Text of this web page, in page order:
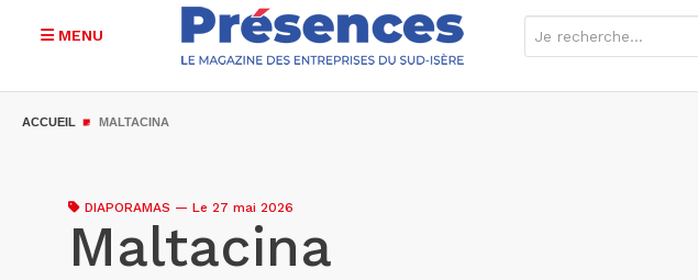
MENU
ACCUEIL MALTACINA
DIAPORAMAS — Le 27 mai 2026
Maltacina